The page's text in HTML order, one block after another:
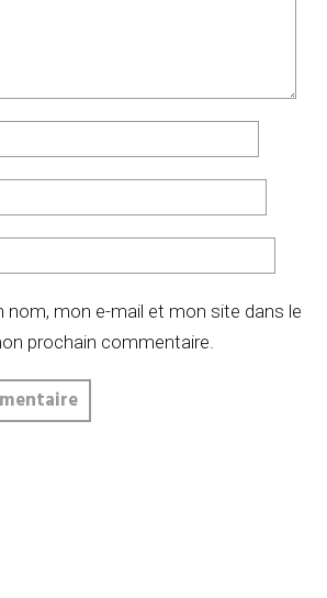
nom, mon e-mail et mon site dans le
prochain commentaire.